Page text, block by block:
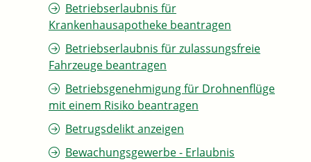
Betriebserlaubnis für
Krankenhausapotheke beantragen
Betriebserlaubnis für zulassungsfreie
Fahrzeuge beantragen
Betriebsgenehmigung für Drohnenflüge
mit einem Risiko beantragen
Betrugsdelikt anzeigen
Bewachungsgewerbe - Erlaubnis